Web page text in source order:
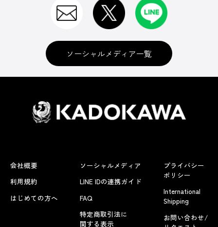
ソーシャルメディア一覧
会社概要
利用規約
はじめての方へ
ソーシャルメディア
LINE IDの連携ガイド
FAQ
特定商取引法に
関する表示
プライバシー
ポリシー
International
Shipping
お問い合わせ/